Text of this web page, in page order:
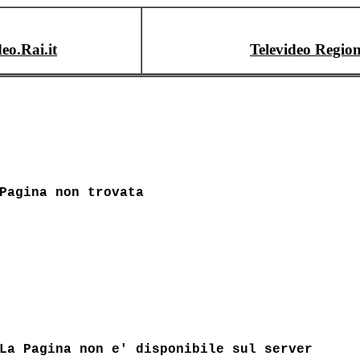
Televideo
Pagina non trovata
La Pagina non e' disponibile sul server